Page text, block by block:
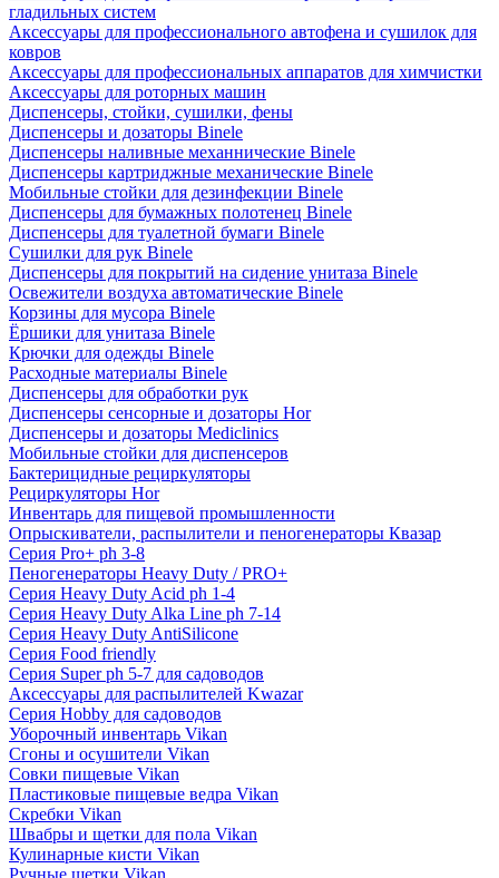
гладильных систем
Аксессуары для профессионального автофена и сушилок для
ковров
Аксессуары для профессиональных аппаратов для химчистки
Аксессуары для роторных машин
Диспенсеры, стойки, сушилки, фены
Диспенсеры и дозаторы Binele
Диспенсеры наливные механнические Binele
Диспенсеры картриджные механические Binele
Мобильные стойки для дезинфекции Binele
Диспенсеры для бумажных полотенец Binele
Диспенсеры для туалетной бумаги Binele
Сушилки для рук Binele
Диспенсеры для покрытий на сидение унитаза Binele
Освежители воздуха автоматические Binele
Корзины для мусора Binele
Ёршики для унитаза Binele
Крючки для одежды Binele
Расходные материалы Binele
Диспенсеры для обработки рук
Диспенсеры сенсорные и дозаторы Hor
Диспенсеры и дозаторы Mediclinics
Мобильные стойки для диспенсеров
Бактерицидные рециркуляторы
Рециркуляторы Hor
Инвентарь для пищевой промышленности
Опрыскиватели, распылители и пеногенераторы Квазар
Серия Pro+ ph 3-8
Пеногенераторы Heavy Duty / PRO+
Серия Heavy Duty Acid ph 1-4
Серия Heavy Duty Alka Line ph 7-14
Серия Heavy Duty AntiSilicone
Серия Food friendly
Серия Super ph 5-7 для садоводов
Аксессуары для распылителей Kwazar
Серия Hobby для садоводов
Уборочный инвентарь Vikan
Сгоны и осушители Vikan
Совки пищевые Vikan
Пластиковые пищевые ведра Vikan
Скребки Vikan
Швабры и щетки для пола Vikan
Кулинарные кисти Vikan
Ручные щетки Vikan